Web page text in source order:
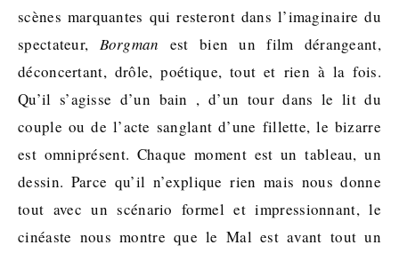
scènes marquantes qui resteront dans l’imaginaire du
spectateur, Borgman est bien un film dérangeant,
déconcertant, drôle, poétique, tout et rien à la fois.
Qu’il s’agisse d’un bain , d’un tour dans le lit du
couple ou de l’acte sanglant d’une fillette, le bizarre
est omniprésent. Chaque moment est un tableau, un
dessin. Parce qu’il n’explique rien mais nous donne
tout avec un scénario formel et impressionnant, le
cinéaste nous montre que le Mal est avant tout un